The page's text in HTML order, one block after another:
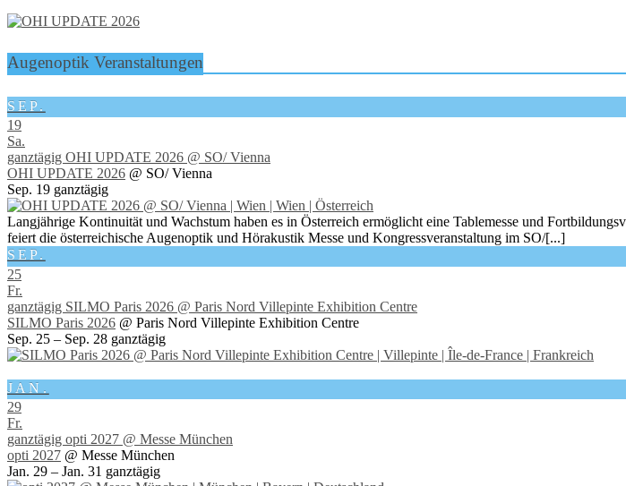
Augenoptik Veranstaltungen
SEP.
19
Sa.
ganztägig OHI UPDATE 2026 @ SO/ Vienna
OHI UPDATE 2026 @ SO/ Vienna
Sep. 19 ganztägig
Langjährige Kontinuität und Wachstum haben es in Österreich ermöglicht eine Tablemesse und
feiert die österreichische Augenoptik und Hörakustik Messe und Kongressveranstaltung im SO/[...]
SEP.
25
Fr.
ganztägig SILMO Paris 2026 @ Paris Nord Villepinte Exhibition Centre
SILMO Paris 2026 @ Paris Nord Villepinte Exhibition Centre
Sep. 25 – Sep. 28 ganztägig
JAN.
29
Fr.
ganztägig opti 2027 @ Messe München
opti 2027 @ Messe München
Jan. 29 – Jan. 31 ganztägig